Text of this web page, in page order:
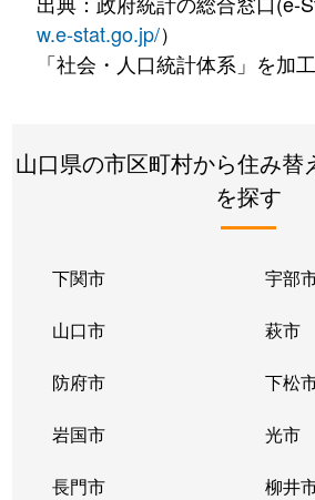
w.e-stat.go.jp/）
「社会・人口統計体系」を加
山口県の市区町村から住み替
を探す
下関市 宇部
山口市 萩市
防府市 下松
岩国市 光市
長門市 柳井